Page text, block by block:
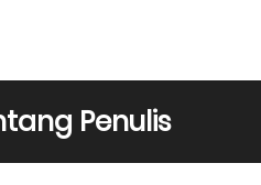
Penulis